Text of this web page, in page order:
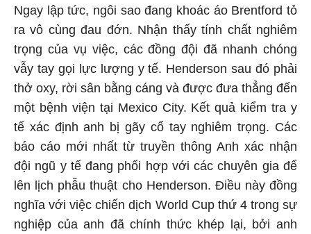
Ngay lập tức, ngôi sao đang khoác áo Brentford tỏ
ra vô cùng đau đớn. Nhận thấy tính chất nghiêm
trọng của vụ việc, các đồng đội đã nhanh chóng
vẫy tay gọi lực lượng y tế. Henderson sau đó phải
thở oxy, rời sân bằng cáng và được đưa thẳng đến
một bệnh viện tại Mexico City. Kết quả kiểm tra y
tế xác định anh bị gãy cổ tay nghiêm trọng. Các
báo cáo mới nhất từ truyền thông Anh xác nhận
đội ngũ y tế đang phối hợp với các chuyên gia để
lên lịch phẫu thuật cho Henderson. Điều này đồng
nghĩa với việc chiến dịch World Cup thứ 4 trong sự
nghiệp của anh đã chính thức khép lại, bởi anh